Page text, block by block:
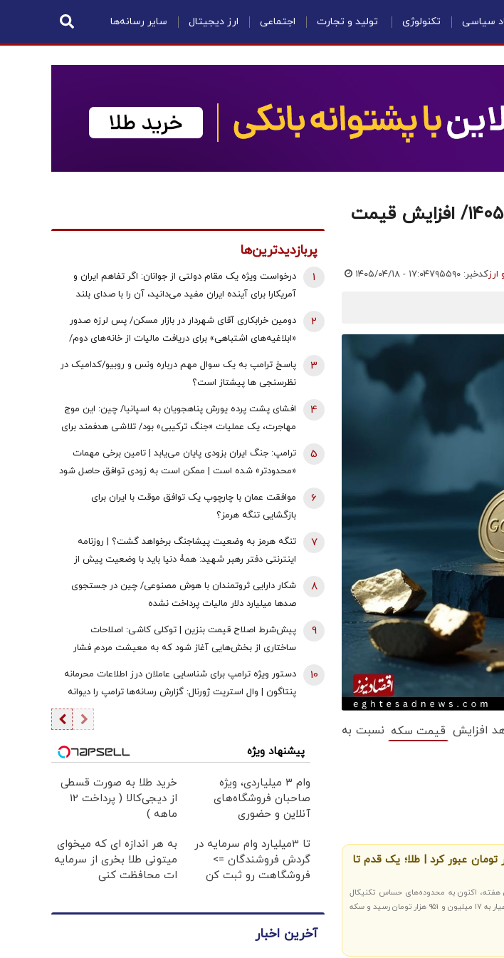
سیاسی تکنولوژی تولید و تجارت اجتماعی ارز دیجیتال سایر رسانه‌ها
قیمت سکه، نیم‌سکه و ربع‌سکه امروز پنجشنبه ۱۸ تیر ۱۴۰۵/ افزایش قیمت
ارزکدخبر: ۷۹۵۵۹۰ ۱۴۰۵/۰۴/۱۸ - ۱۷:۰۴
افزایش قیمت‌‌‌‌ سکه نسبت به
افزایش قیمت ارز و طلا | قیمت دلار از ۱۸۱ هزار تومان عبور کرد | طلا؛ یک قدم تا
هفته، اکنون به محدوده‌های حساس تکنیکال
رسیده‌اند؛ دلار آزاد با ثبت نرخ ۱۸۱ هزار و ۴۲۰ تومان بسته شد، هر گرم طلای ۱۸ عیار به ۱۷ میلیون و ۹۵۱ هزار تومان رسید و سکه
پربازدیدترین‌ها
درخواست ویژه یک مقام دولتی از جوانان: اگر تفاهم ایران و
آمریکارا برای آینده ایران مفید می‌دانید، آن را با صدای بلند
1
دومین خرابکاری آقای شهردار در بازار مسکن/ پس لرزه صدور
«ابلاغیه‌های اشتباهی» برای دریافت مالیات از خانه‌‌های دوم/
2
پاسخ ترامپ به یک سوال مهم درباره ونس و روبیو/کدامیک در
نظرسنجی ها پیشتاز است؟
3
افشای پشت پرده یورش پناهجویان به اسپانیا/ چین: این موج
مهاجرت، یک عملیات «جنگ ترکیبی» بود/ تلاشی هدفمند برای
اعمال فشار بر دولت «پدرو سانچز»
4
ترامپ: جنگ ایران بزودی پایان می‌یابد | تامین برخی مهمات
«محدودتر» شده است | ممکن است به زودی توافق حاصل شود
5
موافقت عمان با چارچوپ یک توافق موقت با ایران برای
بازگشایی تنگه هرمز؟
6
تنگه هرمز به وضعیت پیشاجنگ برخواهد گشت؟ | روزنامه
اینترنتی دفتر رهبر شهید: همۀ دنیا باید با وضعیت پیش از
7
شکار دارایی ثروتمندان با هوش مصنوعی/ چین در جستجوی
صدها میلیارد دلار مالیات پرداخت نشده
8
پیش‌شرط اصلاح قیمت بنزین | توکلی کاشی: اصلاحات
ساختاری از بخش‌هایی آغاز شود که به معیشت مردم فشار
9
دستور ویژه ترامپ برای شناسایی عاملان درز اطلاعات محرمانه
پنتاگون | وال استریت ژورنال: گزارش رسانه‌ها ترامپ را دیوانه
10
پیشنهاد ویژه
وام ۳ میلیاردی، ویژه
صاحبان فروشگاه‌های
آنلاین و حضوری
خرید طلا به صورت قسطی
از دیجی‌کالا ( پرداخت 12
ماهه )
تا 3میلیارد وام سرمایه در
گردش فروشندگان =>
فروشگاهت رو ثبت کن
به هر اندازه ای که میخوای
میتونی طلا بخری از سرمایه
ات محافظت کنی
آخرین اخبار